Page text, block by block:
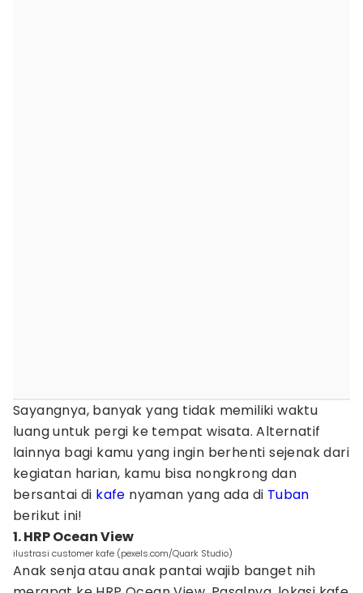
Sayangnya, banyak yang tidak memiliki waktu
luang untuk pergi ke tempat wisata. Alternatif
lainnya bagi kamu yang ingin berhenti sejenak dari
kegiatan harian, kamu bisa nongkrong dan
bersantai di kafe nyaman yang ada di Tuban
berikut ini!
1. HRP Ocean View
ilustrasi customer kafe (pexels.com/Quark Studio)
Anak senja atau anak pantai wajib banget nih